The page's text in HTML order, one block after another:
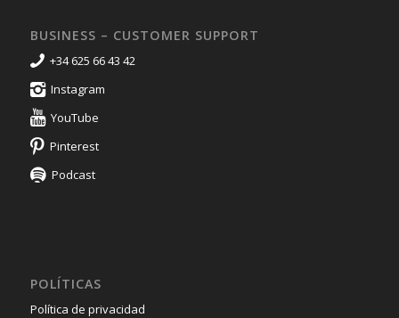
BUSINESS – CUSTOMER SUPPORT
+34 625 66 43 42
Instagram
YouTube
Pinterest
Podcast
POLÍTICAS
Política de privacidad